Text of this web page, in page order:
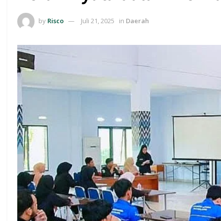
by Risco Juli 21, 2025 in Daerah